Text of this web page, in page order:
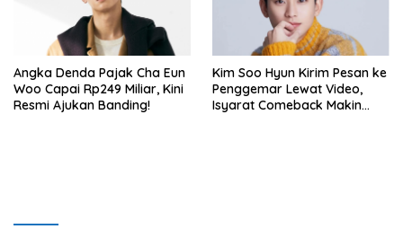
Angka Denda Pajak Cha Eun
Woo Capai Rp249 Miliar, Kini
Resmi Ajukan Banding!
Kim Soo Hyun Kirim Pesan ke
Penggemar Lewat Video,
Isyarat Comeback Makin